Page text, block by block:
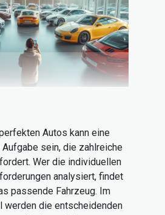
Autos kann eine
sein, die zahlreiche
Wer die individuellen
analysiert, findet
passende Fahrzeug. Im
werden die entscheidenden